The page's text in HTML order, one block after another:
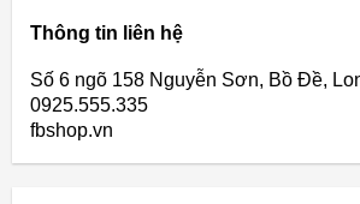
Thông tin liên hệ
Số 6 ngõ 158 Nguyễn Sơn, Bồ Đề,
0925.555.335
fbshop.vn